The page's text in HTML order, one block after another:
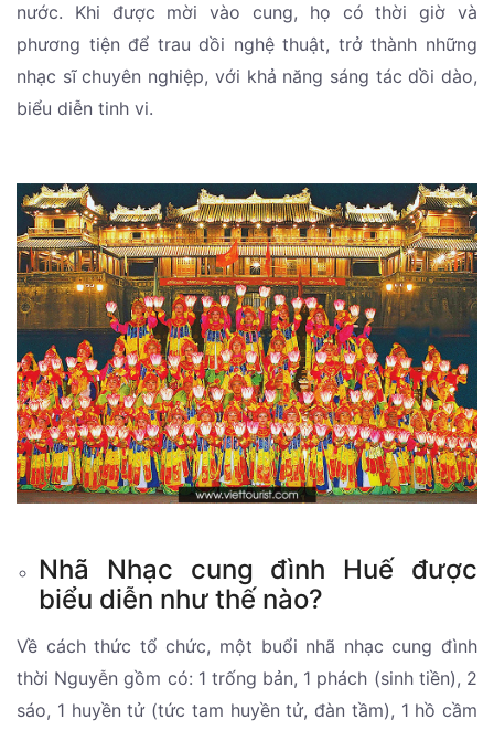
nước. Khi được mời vào cung, họ có thời giờ và
phương tiện để trau dồi nghệ thuật, trở thành những
nhạc sĩ chuyên nghiệp, với khả năng sáng tác dồi dào,
biểu diễn tinh vi.
Nhã Nhạc cung đình Huế được
biểu diễn như thế nào?
Về cách thức tổ chức, một buổi nhã nhạc cung đình
thời Nguyễn gồm có: 1 trống bản, 1 phách (sinh tiền), 2
sáo, 1 huyền tử (tức tam huyền tử, đàn tầm), 1 hồ cầm